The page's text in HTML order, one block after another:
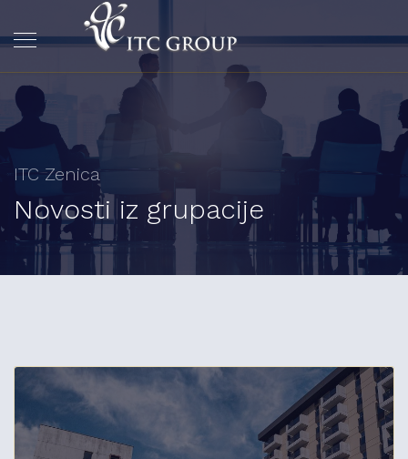
ITC Zenica
Novosti iz grupacije